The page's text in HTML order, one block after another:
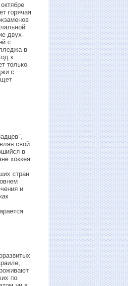
горячая
двух-
с
в
к
только
с
свой
в
хоккея
стран
и
по